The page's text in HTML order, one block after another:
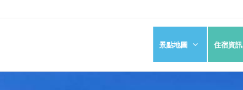
景點地圖 住宿資訊